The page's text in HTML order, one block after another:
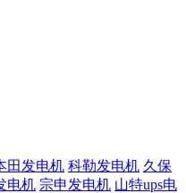
田发电机 科勒发电机 久保
电机 宗申发电机 山特ups电